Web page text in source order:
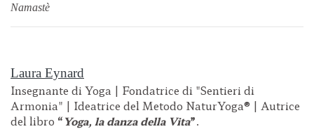
Namastè
Laura Eynard
Insegnante di Yoga | Fondatrice di "Sentieri di
Armonia" | Ideatrice del Metodo NaturYoga® | Autrice
del libro “Yoga, la danza della Vita”.